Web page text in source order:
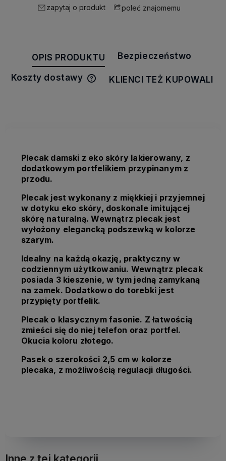
zapytaj o produkt poleć znajomemu
OPIS PRODUKTU Bezpieczeństwo
Koszty dostawy
Cena nie zawiera ewentualnych
KLIENCI TEŻ KUPOWALI
Plecak damski z eko skóry lakierowany, z
dodatkowym portfelikiem przypinanym z
przodu.
Plecak jest wykonany z miękkiej i przyjemnej
w dotyku eko skóry, doskonale imitującej
skórę naturalną. Wewnątrz plecak jest
wyłożony elegancką podszewką w kolorze
szarym.
Idealny na każdą okazję, praktyczny w
codziennym użytkowaniu. Wewnątrz plecak
posiada 3 kieszenie, w tym jedną zamykaną
na zamek. Dodatkowo do torebki jest
przypięty portfelik.
Plecak o klasycznym fasonie. Z łatwością
zmieści się do niej telefon oraz portfel.
Okucia koloru złotego.
Pasek o szerokości 2,5 cm w kolorze
plecaka, z możliwością regulacji długości.